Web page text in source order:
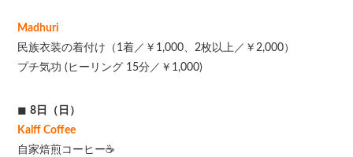
Madhuri
民族衣装の着付け（1着／￥1,000、2枚以上／￥2,000）
プチ気功 (ヒーリング 15分／￥1,000)
◼8日（日）
Kalff Coffee
自家焙煎コーヒー☕️